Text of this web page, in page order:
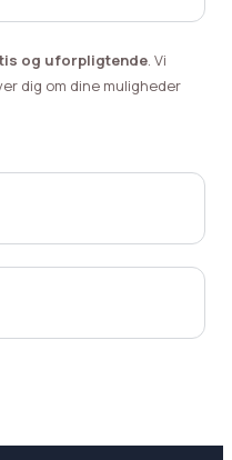
og uforpligtende. Vi
dig om dine muligheder